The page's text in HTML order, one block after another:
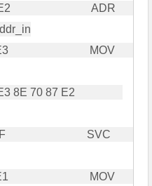
ADR
MOV
8E 70 87 E2
SVC
MOV